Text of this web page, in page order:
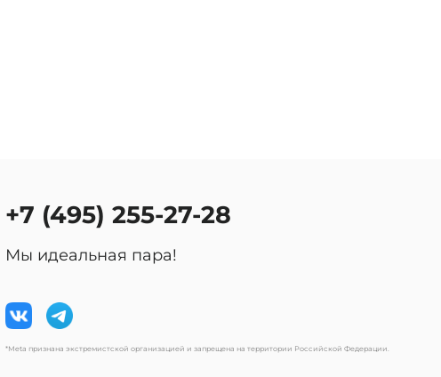
+7 (495) 255-27-28
Мы идеальная пара!
*Meta признана экстремистской организацией и запрещена на территории Российской Федерации.